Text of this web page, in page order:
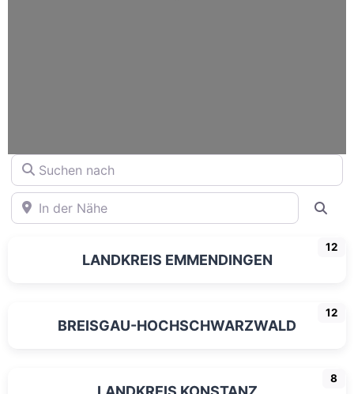
Suchen nach
In der Nähe
LANDKREIS EMMENDINGEN
12
BREISGAU-HOCHSCHWARZWALD
12
8